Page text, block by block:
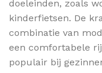
doeleinden, zoals
kinderfietsen. De
combinatie van
een comfortabele
populair bij